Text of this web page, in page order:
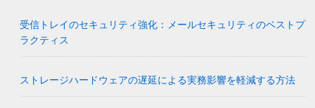
受信トレイのセキュリティ強化：メールセキュリティのベストプ
ラクティス
ストレージハードウェアの遅延による実務影響を軽減する方法